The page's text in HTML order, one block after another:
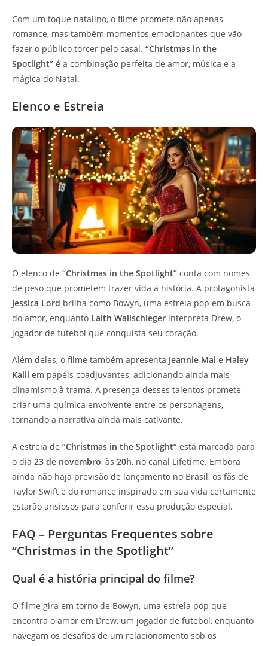
Com um toque natalino, o filme promete não apenas
romance, mas também momentos emocionantes que vão
fazer o público torcer pelo casal. “Christmas in the
Spotlight” é a combinação perfeita de amor, música e a
mágica do Natal.
Elenco e Estreia
O elenco de “Christmas in the Spotlight” conta com nomes
de peso que prometem trazer vida à história. A protagonista
Jessica Lord brilha como Bowyn, uma estrela pop em busca
do amor, enquanto Laith Wallschleger interpreta Drew, o
jogador de futebol que conquista seu coração.
Além deles, o filme também apresenta Jeannie Mai e Haley
Kalil em papéis coadjuvantes, adicionando ainda mais
dinamismo à trama. A presença desses talentos promete
criar uma química envolvente entre os personagens,
tornando a narrativa ainda mais cativante.
A estreia de “Christmas in the Spotlight” está marcada para
o dia 23 de novembro, às 20h, no canal Lifetime. Embora
ainda não haja previsão de lançamento no Brasil, os fãs de
Taylor Swift e do romance inspirado em sua vida certamente
estarão ansiosos para conferir essa produção especial.
FAQ – Perguntas Frequentes sobre
“Christmas in the Spotlight”
Qual é a história principal do filme?
O filme gira em torno de Bowyn, uma estrela pop que
encontra o amor em Drew, um jogador de futebol, enquanto
navegam os desafios de um relacionamento sob os